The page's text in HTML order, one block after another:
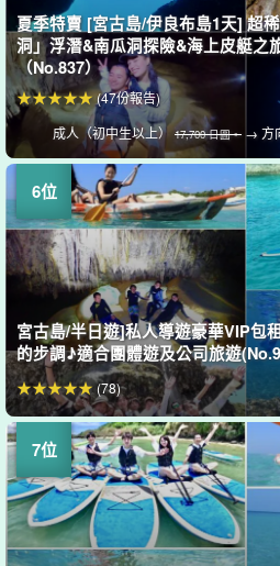
夏季特賣 [宮古島/伊良布島1天] 超
洞」浮潛&南瓜洞探險&海上皮艇
（No.837）
成人（初中生以上）17,700 日圓。 → 方
(47份報告)
宮古島/半日遊]私人導遊豪華VIP包
的步調♪適合團體遊及公司旅遊
(78)